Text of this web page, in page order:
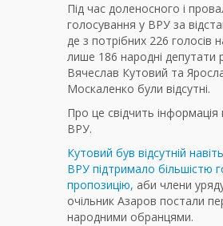
Під час доленосного і
голосування у ВРУ за
де з потрібних 226 голосів
лише 186 народні депутати
Вячеслав Кутовий та
Москаленко були відсутні.
Про це свідчить інформація
ВРУ.
Кутовий був відсутній
ВРУ підтримало більшістю
пропозицію, аби члени
очільник Азаров постали
народними обранцями.